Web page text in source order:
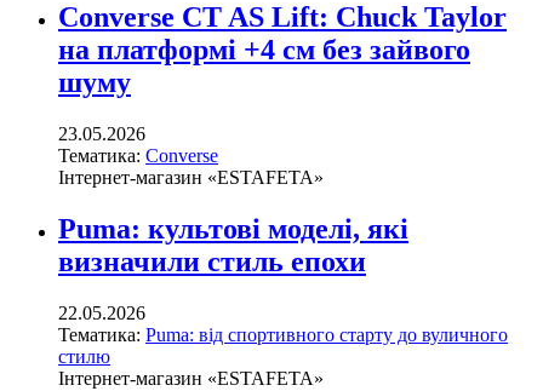
Converse CT AS Lift: Chuck Taylor
на платформі +4 см без зайвого
шуму
23.05.2026
Тематика: Converse
Інтернет-магазин «ESTAFETA»
Puma: культові моделі, які
визначили стиль епохи
22.05.2026
Тематика: Puma: від спортивного старту до вуличного
стилю
Інтернет-магазин «ESTAFETA»